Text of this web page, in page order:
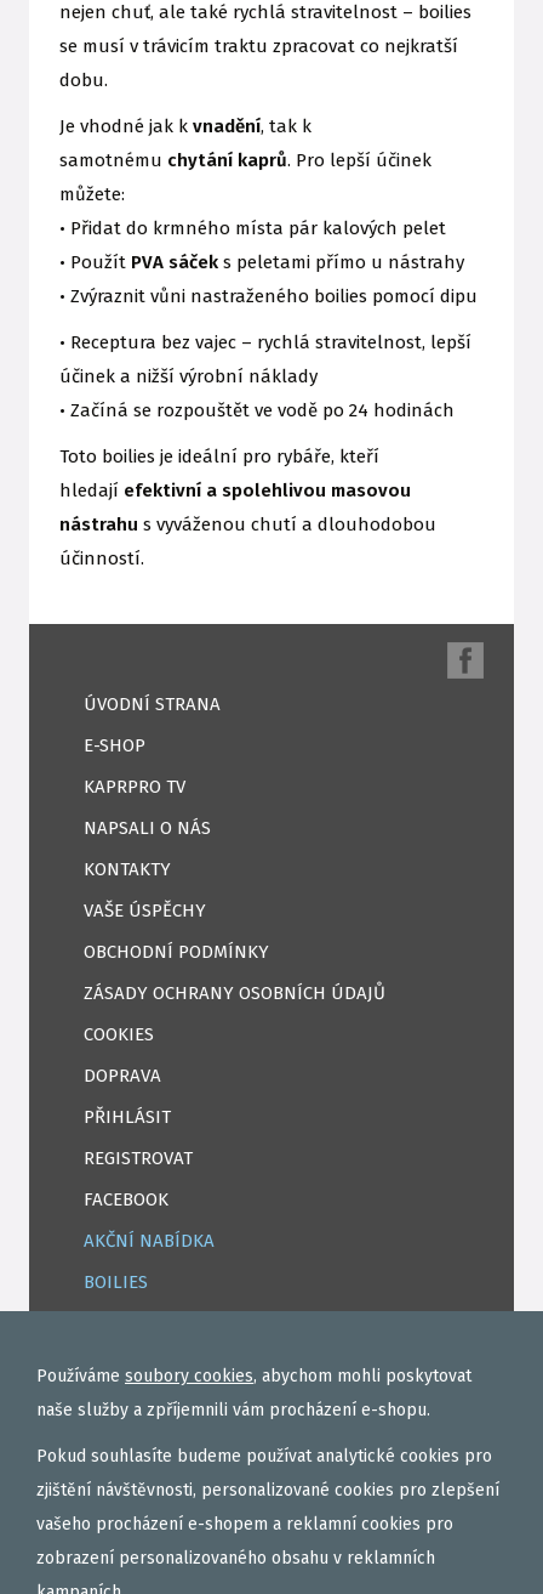
nejen chuť, ale také rychlá stravitelnost – boilies
se musí v trávicím traktu zpracovat co nejkratší
dobu.
Je vhodné jak k vnadění, tak k
samotnému chytání kaprů. Pro lepší účinek
můžete:
• Přidat do krmného místa pár kalových pelet
• Použít PVA sáček s peletami přímo u nástrahy
• Zvýraznit vůni nastraženého boilies pomocí dipu
• Receptura bez vajec – rychlá stravitelnost, lepší
účinek a nižší výrobní náklady
• Začíná se rozpouštět ve vodě po 24 hodinách
Toto boilies je ideální pro rybáře, kteří
hledají efektivní a spolehlivou masovou
nástrahu s vyváženou chutí a dlouhodobou
účinností.
ÚVODNÍ STRANA
E-SHOP
KAPRPRO TV
NAPSALI O NÁS
KONTAKTY
VAŠE ÚSPĚCHY
OBCHODNÍ PODMÍNKY
ZÁSADY OCHRANY OSOBNÍCH ÚDAJŮ
COOKIES
DOPRAVA
PŘIHLÁSIT
REGISTROVAT
FACEBOOK
AKČNÍ NABÍDKA
BOILIES
TEKUTÉ
OBALOVAČKY
VAŘENÝ PARTIKL
BIŽUTERIE NA MONTÁŽE
DÁRKOVÝ POUKAZ, DÁRKOVÁ KAZETA
AKČNÍ SETY
Používáme soubory cookies, abychom mohli poskytovat
naše služby a zpříjemnili vám procházení e-shopu.
Pokud souhlasíte budeme používat analytické cookies pro
zjištění návštěvnosti, personalizované cookies pro zlepšení
vašeho procházení e-shopem a reklamní cookies pro
zobrazení personalizovaného obsahu v reklamních